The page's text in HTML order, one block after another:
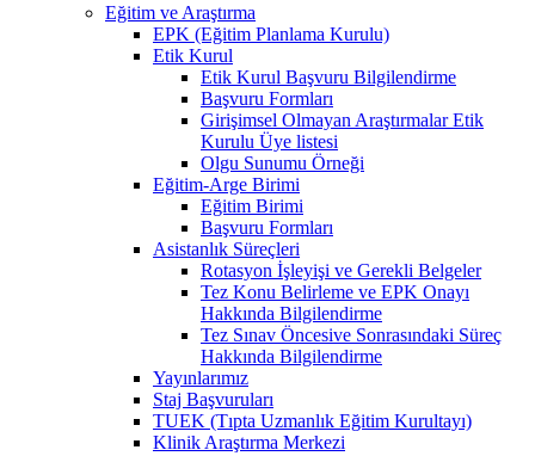
Eğitim ve Araştırma
EPK (Eğitim Planlama Kurulu)
Etik Kurul
Etik Kurul Başvuru Bilgilendirme
Başvuru Formları
Girişimsel Olmayan Araştırmalar Etik
Kurulu Üye listesi
Olgu Sunumu Örneği
Eğitim-Arge Birimi
Eğitim Birimi
Başvuru Formları
Asistanlık Süreçleri
Rotasyon İşleyişi ve Gerekli Belgeler
Tez Konu Belirleme ve EPK Onayı
Hakkında Bilgilendirme
Tez Sınav Öncesive Sonrasındaki Süreç
Hakkında Bilgilendirme
Yayınlarımız
Staj Başvuruları
TUEK (Tıpta Uzmanlık Eğitim Kurultayı)
Klinik Araştırma Merkezi